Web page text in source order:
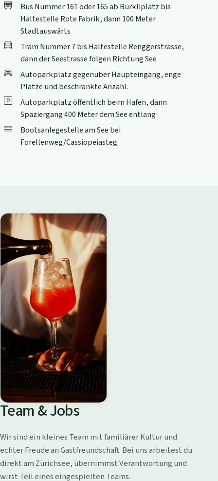
Bus Nummer 161 oder 165 ab Bürkliplatz bis
Haltestelle Rote Fabrik, dann 100 Meter
Stadtauswärts
Tram Nummer 7 bis Haltestelle Renggerstrasse,
dann der Seestrasse folgen Richtung See
Autoparkplatz gegenüber Haupteingang, enge
Plätze und beschränkte Anzahl.
Autoparkplatz öffentlich beim Hafen, dann
Spaziergang 400 Meter dem See entlang
Bootsanlegestelle am See bei
Forellenweg/Cassiopeiasteg
Team & Jobs
Wir sind ein kleines Team mit familiärer Kultur und
echter Freude an Gastfreundschaft. Bei uns arbeitest du
direkt am Zürichsee, übernimmst Verantwortung und
wirst Teil eines eingespielten Teams.